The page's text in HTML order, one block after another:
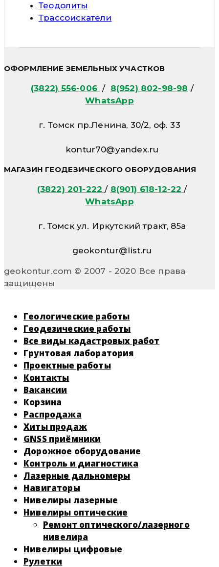
Теодолиты
Трассоискатели
ОФОРМЛЕНИЕ ЗЕМЕЛЬНЫХ УЧАСТКОВ
(3822) 556-006 / 8(952) 802-98-98 /
WhatsApp
г. Томск пр.Ленина, 30/2, оф. 33
kontur70@yandex.ru
МАГАЗИН ГЕОДЕЗИЧЕСКОГО ОБОРУДОВАНИЯ
(3822) 201-222/ 8(901) 618-12-22 /
WhatsApp
г. Томск ул. Иркутский тракт, 85а
geokontur@list.ru
geokontur.com © 2007 - 2020 Все права
защищены
Геологические работы
Геодезические работы
Все виды кадастровых работ
Грунтовая лаборатория
Проектные работы
Контакты
Вакансии
Корзина
Распродажа
Хиты продаж
GNSS приёмники
Дорожное оборудование
Контроль и диагностика
Лазерные дальномеры
Навигаторы
Нивелиры лазерные
Нивелиры оптические
Ремонт оптического/лазерного
нивелира
Нивелиры цифровые
Рулетки